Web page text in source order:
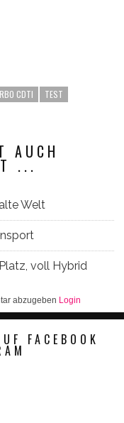
CDTI
TEST
AUCH
...
Welt
voll Hybrid
abzugeben Login
FACEBOOK